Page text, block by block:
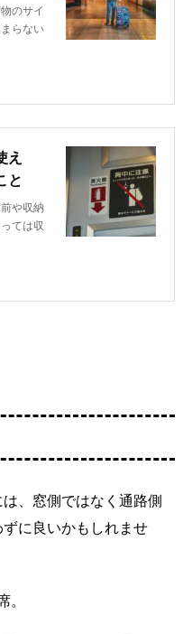
のサイ
らない
え
と
や収納
ては収
、窓側ではなく通路側
に良いかもしれませ
。